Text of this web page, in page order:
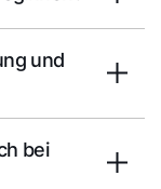
und
bei